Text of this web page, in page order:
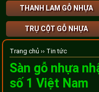
THANH LAM GỖ NHỰA
TRỤ CỘT GỖ NHỰA
Trang chủ ›› Tin tức
Sàn gỗ nhựa
số 1 Việt Nam